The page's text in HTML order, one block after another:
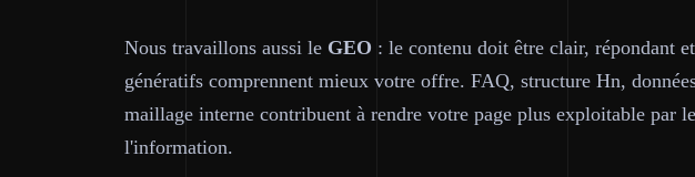
Nous travaillons aussi le GEO : le contenu doit être clair, répondant
génératifs comprennent mieux votre offre. FAQ, structure Hn,
maillage interne contribuent à rendre votre page plus exploitable par
l'information.